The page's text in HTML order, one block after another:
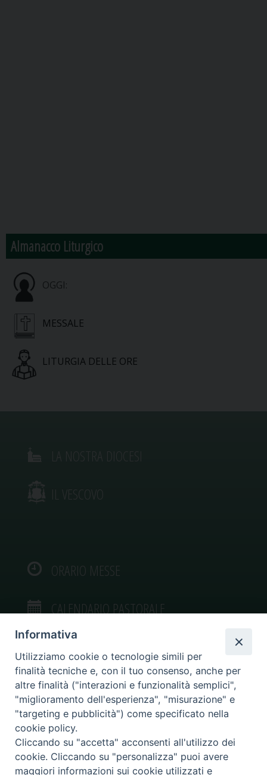
Almanacco Liturgico
OGGI:
MESSALE
LITURGIA DELLE ORE
IL VESCOVO
ORARIO MESSE
CALENDARIO PASTORALE
VIDEOGALLERY
PHOTOGALLERY
Informativa
Utilizziamo cookie o tecnologie simili per
finalità tecniche e, con il tuo consenso, anche per
altre finalità ("interazioni e funzionalità semplici",
"miglioramento dell'esperienza", "misurazione" e
"targeting e pubblicità") come specificato nella
cookie policy.
Cliccando su "accetta" acconsenti all'utilizzo dei
cookie. Cliccando su "personalizza" puoi avere
maggiori informazioni sui cookie utilizzati e